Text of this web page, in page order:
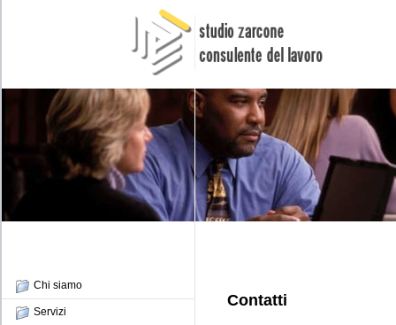
Chi siamo
Servizi
Contatti